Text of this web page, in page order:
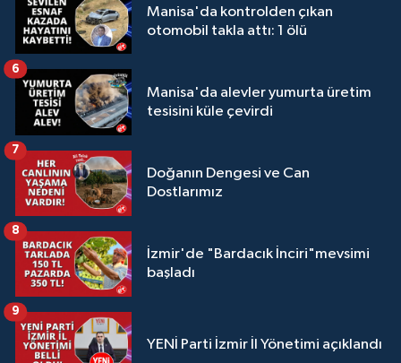
Manisa'da kontrolden çıkan
otomobil takla attı: 1 ölü
Manisa'da alevler yumurta üretim
tesisini küle çevirdi
6
Doğanın Dengesi ve Can
Dostlarımız
7
İzmir'de "Bardacık İnciri"mevsimi
başladı
8
YENİ Parti İzmir İl Yönetimi açıklandı
9